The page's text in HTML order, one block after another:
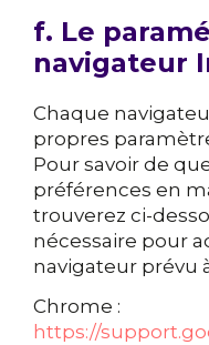
f. Le
navigateur
Chaque
propres
Pour savoir de
préférences en
trouverez ci-
nécessaire pour
navigateur prévu
Chrome :
https://